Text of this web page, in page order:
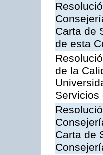
Carta de
de esta
de la
Servicios
Carta de